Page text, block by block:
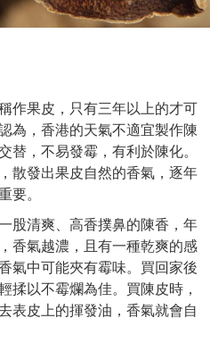
作果皮，只有三年以上的才可
為，香港的天氣不適宜製作陳
替，不易發霉，有利於陳化。
散發出果皮自然的香氣，逐年
要。
股清爽、高香撲鼻的陳香，年
香氣越濃，且有一種乾爽的感
氣中可能夾有霉味。買回家後
揉以不霉爛為佳。買陳皮時，
表皮上的揮發油，香氣就會自